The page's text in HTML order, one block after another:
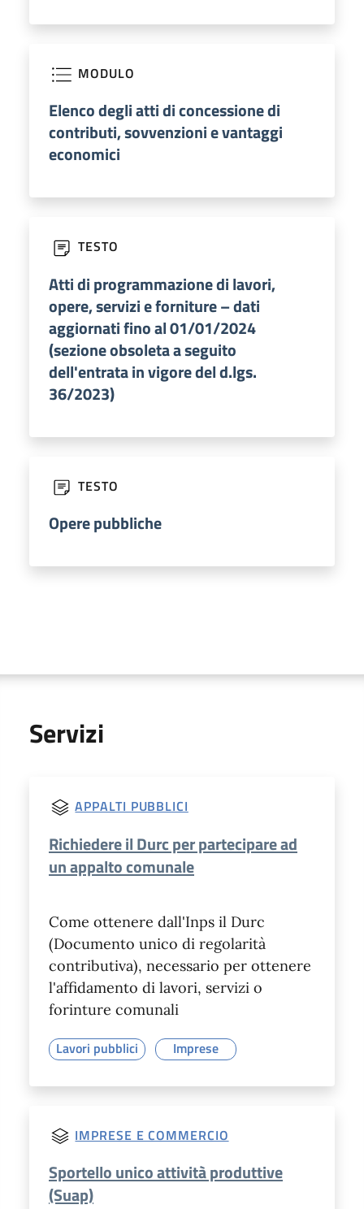
MODULO
Elenco degli atti di concessione di
contributi, sovvenzioni e vantaggi
economici
TESTO
Atti di programmazione di lavori,
opere, servizi e forniture – dati
aggiornati fino al 01/01/2024
(sezione obsoleta a seguito
dell'entrata in vigore del d.lgs.
36/2023)
TESTO
Opere pubbliche
Servizi
APPALTI PUBBLICI
Richiedere il Durc per partecipare ad
un appalto comunale
Come ottenere dall'Inps il Durc
(Documento unico di regolarità
contributiva), necessario per ottenere
l'affidamento di lavori, servizi o
forinture comunali
Lavori pubblici Imprese
IMPRESE E COMMERCIO
Sportello unico attività produttive
(Suap)